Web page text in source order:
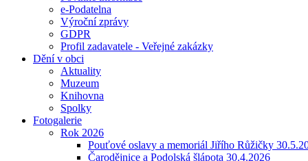
e-Podatelna
Výroční zprávy
GDPR
Profil zadavatele - Veřejné zakázky
Dění v obci
Aktuality
Muzeum
Knihovna
Spolky
Fotogalerie
Rok 2026
Pouťové oslavy a memoriál Jiřího Růžičky
Čarodějnice a Podolská šlápota 30.4.2026